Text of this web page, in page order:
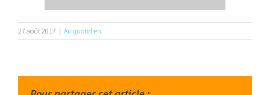
27 août 2017 | Au quotidien